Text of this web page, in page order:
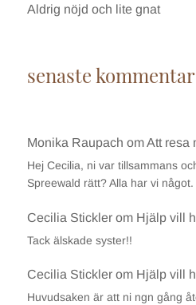
Aldrig nöjd och lite gnat
senaste
Monika Raupach omAtt resa
Hej Cecilia, ni var tillsammans
Spreewald rätt? Alla har vi
Cecilia Sticklerom Hjälp vill
Tack älskade syster!!
Cecilia Sticklerom Hjälp vill
Huvudsaken är att ni ngn gång